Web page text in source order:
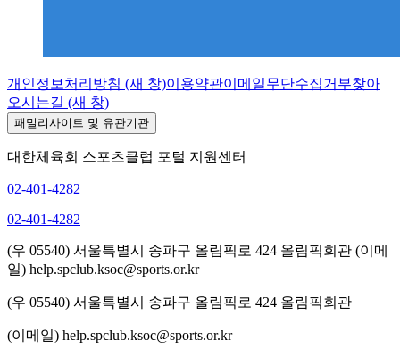
개인정보처리방침 (새 창)이용약관이메일무단수집거부찾아
오시는길 (새 창)
패밀리사이트 및 유관기관
대한체육회 스포츠클럽 포털 지원센터
02-401-4282
02-401-4282
(우 05540) 서울특별시 송파구 올림픽로 424 올림픽회관 (이메
일) help.spclub.ksoc@sports.or.kr
(우 05540) 서울특별시 송파구 올림픽로 424 올림픽회관
(이메일) help.spclub.ksoc@sports.or.kr